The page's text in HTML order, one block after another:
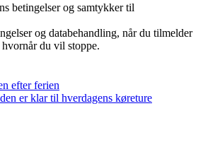
betingelser og samtykker til
og databehandling, når du tilmelder
du vil stoppe.
efter ferien
er klar til hverdagens køreture